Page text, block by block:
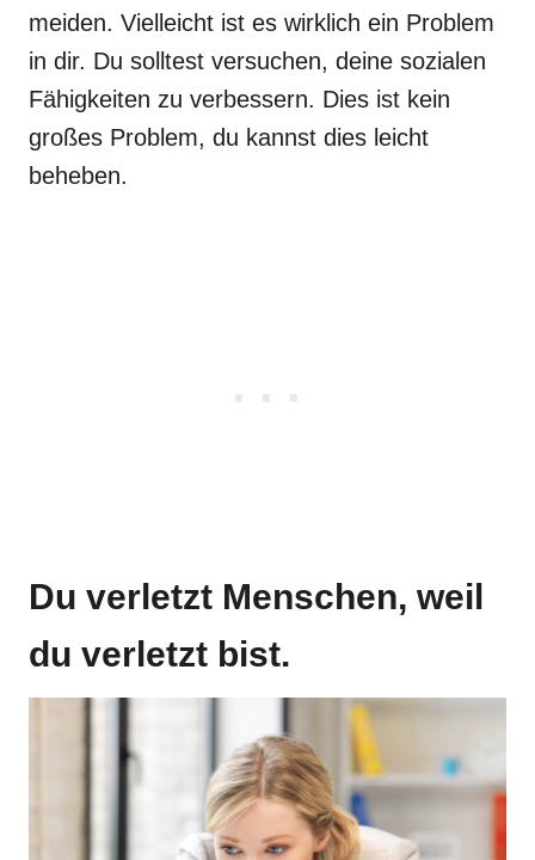
meiden. Vielleicht ist es wirklich ein Problem
in dir. Du solltest versuchen, deine sozialen
Fähigkeiten zu verbessern. Dies ist kein
großes Problem, du kannst dies leicht
beheben.
Du verletzt Menschen, weil
du verletzt bist.